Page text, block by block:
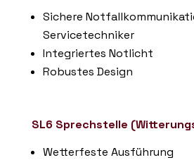
Sichere
Servicetechniker
Integriertes Notlicht
Robustes Design
SL6 Sprechstelle
Wetterfeste Ausführung